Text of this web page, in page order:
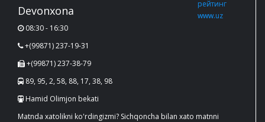
Devonxona
08:30 - 16:30
+(99871) 237-19-31
+(99871) 237-38-79
89, 95, 2, 58, 88, 17, 38, 98
Hamid Olimjon bekati
Matnda xatolikni ko'rdingizmi? Sichqoncha bilan xato matnni